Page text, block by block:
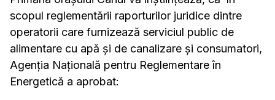
scopul reglementării raporturilor juridice dintre
operatorii care furnizează serviciul public de
alimentare cu apă și de canalizare și consumatori,
Agenția Națională pentru Reglementare în
Energetică a aprobat: